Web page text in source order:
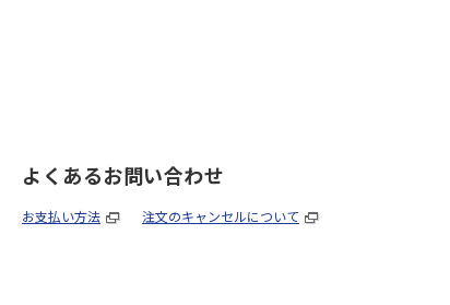
よくあるお問い合わせ
お支払い方法 注文のキャンセルについて